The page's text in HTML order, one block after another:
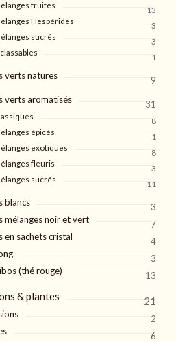
fruités
13
Hespérides
3
sucrés
3
1
verts natures
9
verts aromatisés
31
8
épicés
1
exotiques
8
fleuris
3
sucrés
11
blancs
3
mélanges noir et vert
7
en sachets cristal
4
3
(thé rouge)
13
& plantes 21
2
6